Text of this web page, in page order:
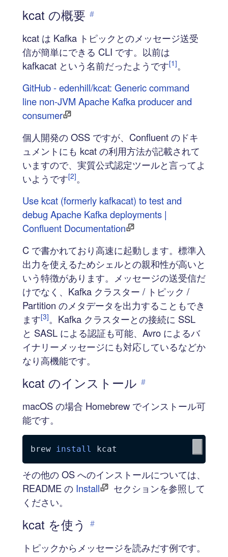
kcat の概要 #
kcat は Kafka トピックとのメッセージ送受
信が簡単にできる CLI です。以前は
kafkacat という名前だったようです[1]。
GitHub - edenhill/kcat: Generic command
line non-JVM Apache Kafka producer and
consumer
個人開発の OSS ですが、Confluent のドキ
ュメントにも kcat の利用方法が記載されて
いますので、実質公式認定ツールと言ってよ
いようです[2]。
Use kcat (formerly kafkacat) to test and
debug Apache Kafka deployments |
Confluent Documentation
C で書かれており高速に起動します。標準入
出力を使えるためシェルとの親和性が高いと
いう特徴があります。メッセージの送受信だ
けでなく、Kafka クラスター / トピック /
Partition のメタデータを出力することもでき
ます[3]。Kafka クラスターとの接続に SSL
と SASL による認証も可能、Avro によるバ
イナリーメッセージにも対応しているなどか
なり高機能です。
kcat のインストール #
macOS の場合 Homebrew でインストール可
能です。
brew install
その他の OS へのインストールについては、
README の Install
セクションを参照して
ください。
kcat を使う #
トピックからメッセージを読みだす例です。